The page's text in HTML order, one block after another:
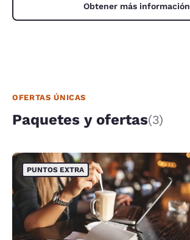
Obtener más información
OFERTAS ÚNICAS
Paquetes y ofertas(3)
PUNTOS EXTRA